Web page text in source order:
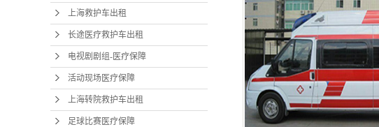
上海救护车出租
长途医疗救护车出租
电视剧剧组-医疗保障
活动现场医疗保障
上海转院救护车出租
足球比赛医疗保障